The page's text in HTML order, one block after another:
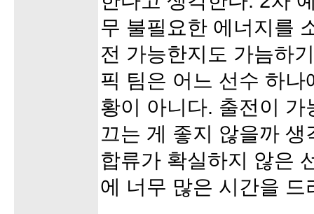
무 불필요한 에너지를
전 가능한지도 가늠하
픽 팀은 어느 선수 하
황이 아니다. 출전이
끄는 게 좋지 않을까
합류가 확실하지 않은
에 너무 많은 시간을